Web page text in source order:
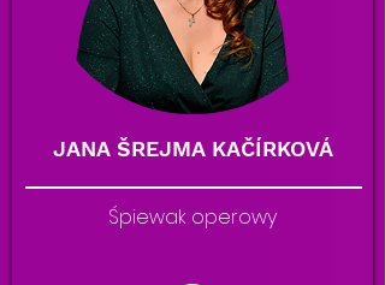
JANA ŠREJMA KAČÍRKOVÁ
Śpiewak operowy